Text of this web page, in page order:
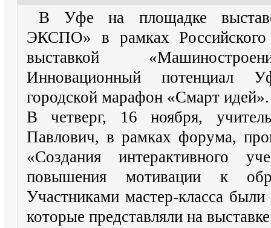
В Уфе на площадке
ЭКСПО» в рамках
выставкой
Инновационный потенциал
городской марафон «Смарт идей».
В четверг, 16 ноября,
Павлович, в рамках форума,
«Создания интерактивного
повышения мотивации к
Участниками мастер-класса
которые представляли на